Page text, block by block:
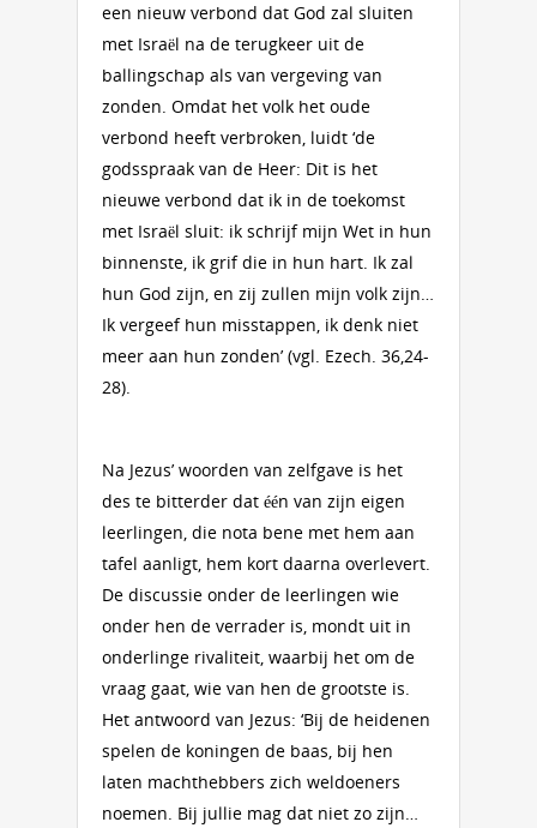
een nieuw verbond dat God zal sluiten
met Israël na de terugkeer uit de
ballingschap als van vergeving van
zonden. Omdat het volk het oude
verbond heeft verbroken, luidt ‘de
godsspraak van de Heer: Dit is het
nieuwe verbond dat ik in de toekomst
met Israël sluit: ik schrijf mijn Wet in hun
binnenste, ik grif die in hun hart. Ik zal
hun God zijn, en zij zullen mijn volk zijn…
Ik vergeef hun misstappen, ik denk niet
meer aan hun zonden’ (vgl. Ezech. 36,24-
28).
Na Jezus’ woorden van zelfgave is het
des te bitterder dat één van zijn eigen
leerlingen, die nota bene met hem aan
tafel aanligt, hem kort daarna overlevert.
De discussie onder de leerlingen wie
onder hen de verrader is, mondt uit in
onderlinge rivaliteit, waarbij het om de
vraag gaat, wie van hen de grootste is.
Het antwoord van Jezus: ‘Bij de heidenen
spelen de koningen de baas, bij hen
laten machthebbers zich weldoeners
noemen. Bij jullie mag dat niet zo zijn…